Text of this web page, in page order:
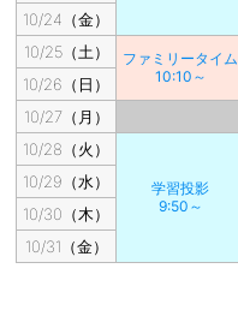
10/24（金）
10/25（土）
ファミリータイム
10:10～
10/26（日）
10/27（月）
10/28（火）
学習投影
9:50～
10/29（水）
10/30（木）
10/31（金）